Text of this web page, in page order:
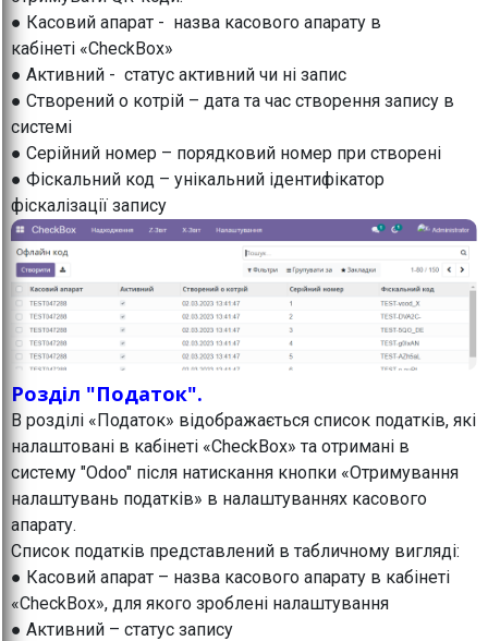
● Касовий апарат - назва касового апарату в
кабінеті «CheckBox»
● Активний - статус активний чи ні запис
● Створений о котрій – дата та час створення запису в
системі
● Серійний номер – порядковий номер при створені
● Фіскальний код – унікальний ідентифікатор
фіскалізації запису
Розділ "Податок".
В розділі «Податок» відображається список податків, які
налаштовані в кабінеті «CheckBox» та отримані в
систему "Odoo" після натискання кнопки «Отримування
налаштувань податків» в налаштуваннях касового
апарату.
Список податків представлений в табличному вигляді:
● Касовий апарат – назва касового апарату в кабінеті
«CheckBox», для якого зроблені налаштування
● Активний – статус запису